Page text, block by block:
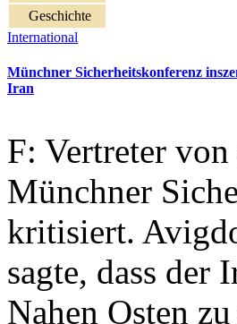
Geschichte
International
Münchner Sicherheitskonferenz
Iran
F: Vertreter
Münchner
kritisiert.
sagte, dass
Nahen Osten